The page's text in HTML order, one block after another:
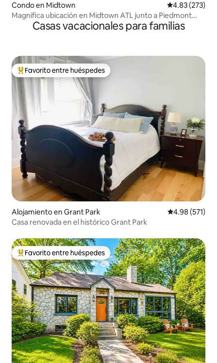
Condo en Midtown Calificación
4.83 (273)
Magnífica ubicación en Midtown ATL junto a Piedmont
Casas vacacionales para familias
Favorito entre huéspedes preferido
Favorito entre huéspedes
Alojamiento en Grant Park Calificación
4.98 (571)
Casa renovada en el histórico Grant Park
Favorito entre huéspedes preferido
Favorito entre huéspedes